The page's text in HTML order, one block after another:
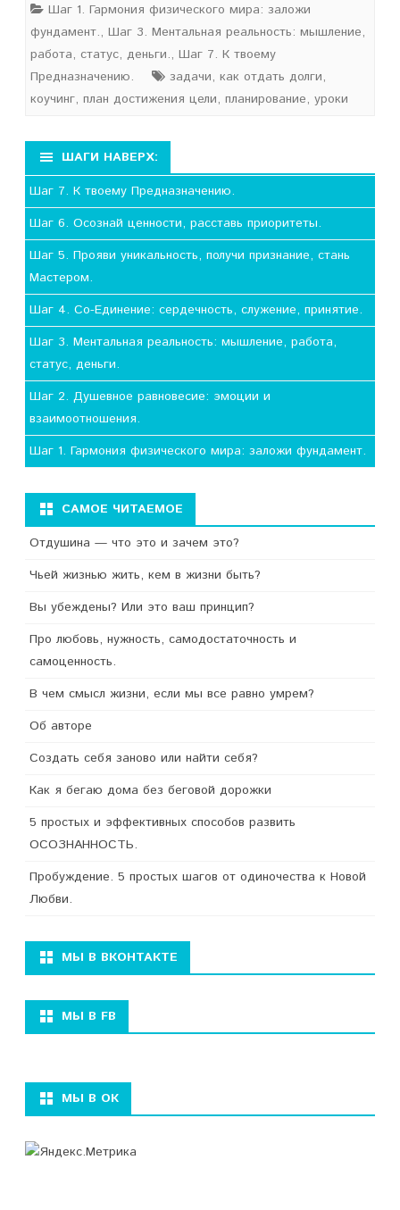
Шаг 1. Гармония физического мира: заложи
фундамент., Шаг 3. Ментальная реальность: мышление,
работа, статус, деньги., Шаг 7. К твоему
Предназначению.
задачи, как отдать долги,
коучинг, план достижения цели, планирование, уроки
ШАГИ НАВЕРХ:
Шаг 7. К твоему Предназначению.
Шаг 6. Осознай ценности, расставь приоритеты.
Шаг 5. Прояви уникальность, получи признание, стань
Мастером.
Шаг 4. Со-Единение: сердечность, служение, принятие.
Шаг 3. Ментальная реальность: мышление, работа,
статус, деньги.
Шаг 2. Душевное равновесие: эмоции и
взаимоотношения.
Шаг 1. Гармония физического мира: заложи фундамент.
САМОЕ ЧИТАЕМОЕ
Отдушина — что это и зачем это?
Чьей жизнью жить, кем в жизни быть?
Вы убеждены? Или это ваш принцип?
Про любовь, нужность, самодостаточность и
самоценность.
В чем смысл жизни, если мы все равно умрем?
Об авторе
Создать себя заново или найти себя?
Как я бегаю дома без беговой дорожки
5 простых и эффективных способов развить
ОСОЗНАННОСТЬ.
Пробуждение. 5 простых шагов от одиночества к Новой
Любви.
МЫ В ВКОНТАКТЕ
МЫ В FB
МЫ В ОК